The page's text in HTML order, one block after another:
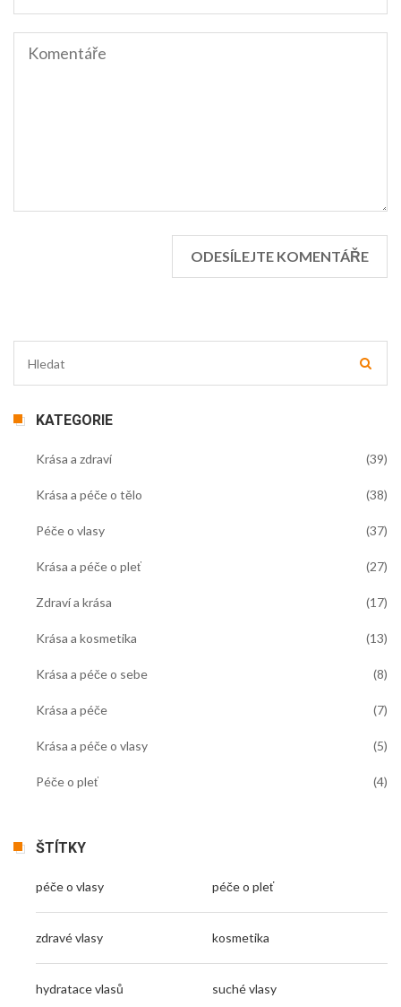
KATEGORIE
Krása a zdraví (39)
Krása a péče o tělo (38)
Péče o vlasy (37)
Krása a péče o pleť (27)
Zdraví a krása (17)
Krása a kosmetika (13)
Krása a péče o sebe (8)
Krása a péče (7)
Krása a péče o vlasy (5)
Péče o pleť (4)
ŠTÍTKY
péče o vlasy péče o pleť
zdravé vlasy kosmetika
hydratace vlasů suché vlasy